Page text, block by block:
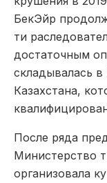
БекЭйр
ти
достаточным
складывалась
Казахстана,
После ряда
Министерство
организовала